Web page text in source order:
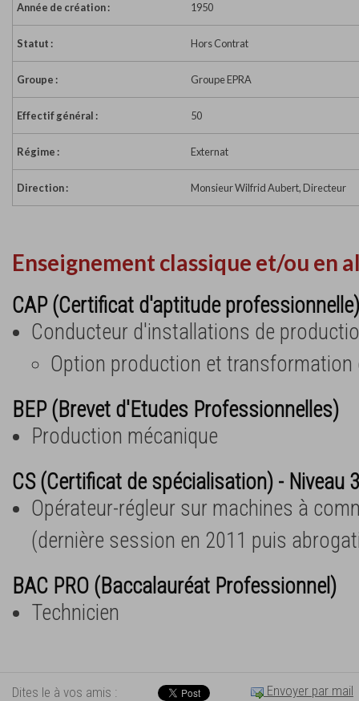
Année de création : 1950
Statut : Hors Contrat
Groupe : Groupe EPRA
Effectif général : 50
Régime : Externat
Direction : Monsieur Wilfrid Aubert, Directeur
Enseignement classique et/ou en
CAP (Certificat d'aptitude professionnelle)
Conducteur d'installations de
Option production et transformation
BEP (Brevet d'Etudes Professionnelles)
Production mécanique
CS (Certificat de spécialisation) - Niveau 3
Opérateur-régleur sur machines à
(dernière session en 2011 puis
BAC PRO (Baccalauréat Professionnel)
Technicien
Dites le à vos amis : Envoyer par mail